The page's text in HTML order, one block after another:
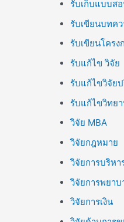
รับเก็บแบบส
รับเขียนบทค
รับเขียนโครง
รับแก้ไข วิจัย
รับแก้ไขวิจัย
รับแก้ไขวิทย
วิจัย MBA
วิจัยกฎหมาย
วิจัยการบริห
วิจัยการพยาบ
วิจัยการเงิน